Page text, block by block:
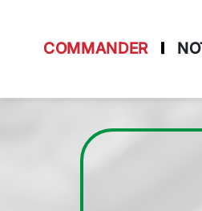
Allergènes
COMMANDER